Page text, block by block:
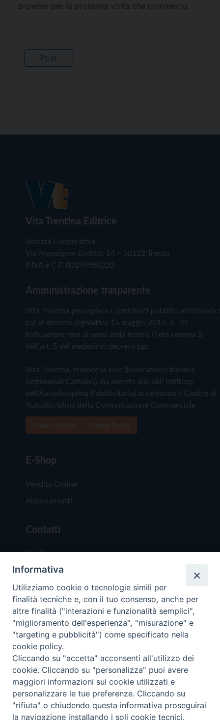
browser per la prossima volta che commento.
Vita Trentina Editrice
Società Cooperativa
Via Monsignor Endrici, 14 – 38122 Trento
P.IVA e C.F. 00199960220
Amministrazione trasparente
Vita Trentina percepisce i contributi pubblici all'editoria
cui al decreto legislativo 15 maggio 2017, n. 70.
Indicazione resa ai sensi della lettera f) del comma 2
dell'art. 5 del medesimo decreto Lgs.
Vita Trentina, tramite la Fisc (Federazione Italiana
Settimanali Cattolici), ha aderito allo IAP (Istituto
dell'Autodisciplina Pubblicitaria) accettando il Codice di
Autodisciplina della Comunicazione Commerciale
E-Shop
Vendita Online
Abbonamenti
Contatti
Chi Siamo
Redazione
Scrivici
Copyright © 2019 - Tutti i diritti riservati - Vita
Trentina Editrice
Privacy Policy
Torna
Informativa
Utilizziamo cookie o tecnologie simili per
finalità tecniche e, con il tuo consenso, anche per
altre finalità ("interazioni e funzionalità semplici",
"miglioramento dell'esperienza", "misurazione" e
"targeting e pubblicità") come specificato nella
cookie policy.
Cliccando su "accetta" acconsenti all'utilizzo dei
cookie. Cliccando su "personalizza" puoi avere
maggiori informazioni sui cookie utilizzati e
personalizzare le tue preferenze. Cliccando su
"rifiuta" o chiudendo questa informativa proseguirai
la navigazione installando i soli cookie tecnici.